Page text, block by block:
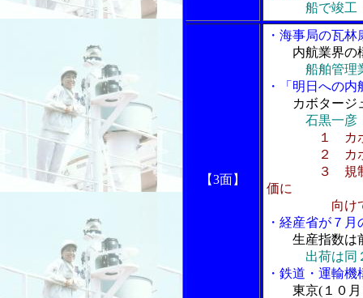
船で竣工
【3面】
・海事局の瓦
内航業界の
船舶管理
・「明日への
カボタージ
石黒一彦
１ カ
２ カボター
３ 規制緩和
価に
向け
・経産省が７
生産指数は
出荷は同
・鉄道・運輸
東京(１０